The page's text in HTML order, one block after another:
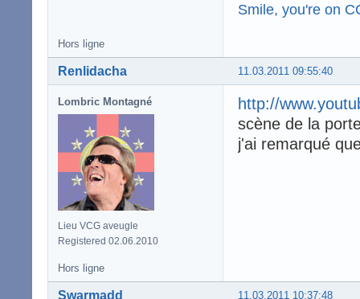
Smile, you're on
Hors ligne
11.03.2011 09:55:40
Renlidacha
Lombric Montagné
Lieu VCG aveugle
Registered 02.06.2010
http://
scène de la
j'ai remarqué
Hors ligne
11.03.2011 10:37:48
Swarmadd